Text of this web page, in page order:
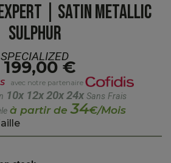
| SATIN METALLIC
SULPHUR
SPECIALIZED
199,00 €
avec notre partenaire
10x 12x20x24x Sans Frais
à partir de34€/Mois